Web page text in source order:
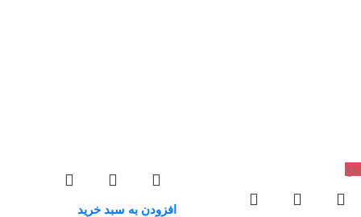
داغ
افزودن به سبد خرید